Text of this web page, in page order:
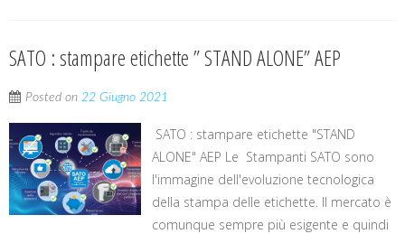
SATO : stampare etichette ” STAND ALONE” AEP
Posted on 22 Giugno 2021
SATO : stampare etichette "STAND
ALONE" AEP Le Stampanti SATO sono
l'immagine dell'evoluzione tecnologica
della stampa delle etichette. Il mercato è
comunque sempre più esigente e quindi